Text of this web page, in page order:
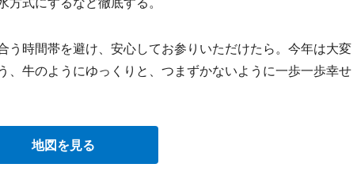
時間帯を避け、安心してお参りいただけたら。今年は大変
、牛のようにゆっくりと、つまずかないように一歩一歩幸せ
地図を見る